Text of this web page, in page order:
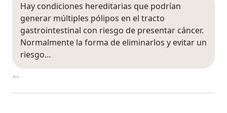
Hay condiciones hereditarias que podrían
generar múltiples pólipos en el tracto
gastrointestinal con riesgo de presentar cáncer.
Normalmente la forma de eliminarlos y evitar un
riesgo…